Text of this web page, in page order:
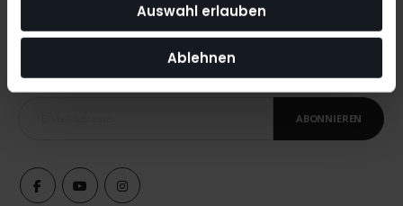
Auswahl erlauben
Ablehnen
NEWSLETTER ANMELDUNG
Mit unserem Newsletter seid ihr immer auf den neuesten Stand
was News, Tipps und Rabattaktionen rund um unseren Shop
angeht.
ABONNIEREN